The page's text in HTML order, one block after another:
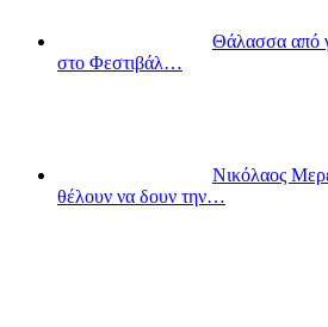
Θάλασσα από
στο Φεστιβάλ…
Νικόλαος
θέλουν να δουν την…